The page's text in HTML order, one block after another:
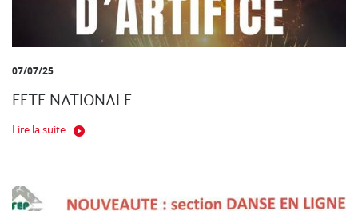
07/07/25
FETE NATIONALE
Lire la suite